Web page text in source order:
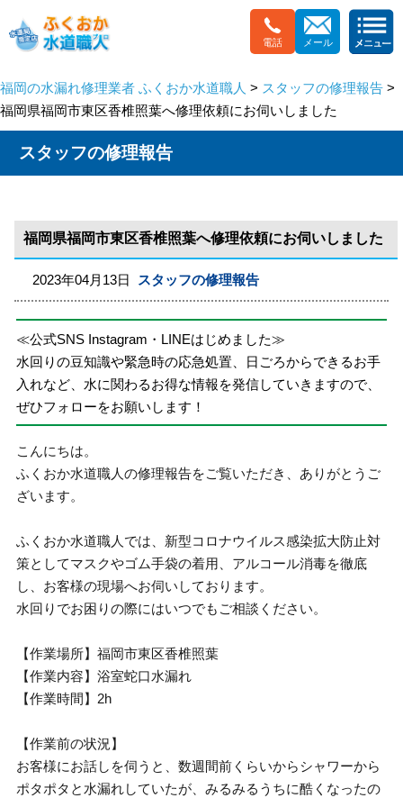
電話 メール
福岡の水漏れ修理業者 ふくおか水道職人 > スタッフの修理報告 >
福岡県福岡市東区香椎照葉へ修理依頼にお伺いしました
スタッフの修理報告
福岡県福岡市東区香椎照葉へ修理依頼にお伺いしました
2023年04月13日 スタッフの修理報告
≪公式SNS Instagram・LINEはじめました≫
水回りの豆知識や緊急時の応急処置、日ごろからできるお手
入れなど、水に関わるお得な情報を発信していきますので、
ぜひフォローをお願いします！
こんにちは。
ふくおか水道職人の修理報告をご覧いただき、ありがとうご
ざいます。
ふくおか水道職人では、新型コロナウイルス感染拡大防止対
策としてマスクやゴム手袋の着用、アルコール消毒を徹底
し、お客様の現場へお伺いしております。
水回りでお困りの際にはいつでもご相談ください。
【作業場所】福岡市東区香椎照葉
【作業内容】浴室蛇口水漏れ
【作業時間】2h
【作業前の状況】
お客様にお話しを伺うと、数週間前くらいからシャワーから
ポタポタと水漏れしていたが、みるみるうちに酷くなったの